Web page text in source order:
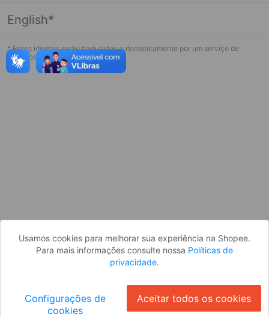
English*
* Esses idiomas serão traduzidos automaticamente por um serviço de
terceiros.
Usamos cookies para melhorar sua experiência na Shopee.
Para mais informações consulte nossa Políticas de
privacidade.
Configurações de
cookies
Aceitar todos os cookies